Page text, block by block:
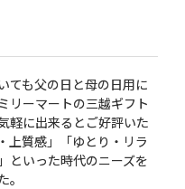
ても父の日と母の日用に
リーマートの三越ギフト
軽に出来るとご好評いた
上質感」「ゆとり・リラ
といった時代のニーズを